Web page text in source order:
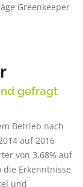
Greenkeeper
gefragt
Betrieb nach
auf 2016
von 3,68% auf
die Erkenntnisse
und